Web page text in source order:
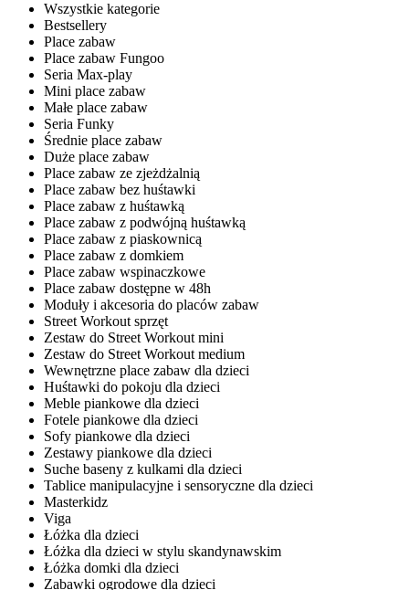
Wszystkie kategorie
Bestsellery
Place zabaw
Place zabaw Fungoo
Seria Max-play
Mini place zabaw
Małe place zabaw
Seria Funky
Średnie place zabaw
Duże place zabaw
Place zabaw ze zjeżdżalnią
Place zabaw bez huśtawki
Place zabaw z huśtawką
Place zabaw z podwójną huśtawką
Place zabaw z piaskownicą
Place zabaw z domkiem
Place zabaw wspinaczkowe
Place zabaw dostępne w 48h
Moduły i akcesoria do placów zabaw
Street Workout sprzęt
Zestaw do Street Workout mini
Zestaw do Street Workout medium
Wewnętrzne place zabaw dla dzieci
Huśtawki do pokoju dla dzieci
Meble piankowe dla dzieci
Fotele piankowe dla dzieci
Sofy piankowe dla dzieci
Zestawy piankowe dla dzieci
Suche baseny z kulkami dla dzieci
Tablice manipulacyjne i sensoryczne dla dzieci
Masterkidz
Viga
Łóżka dla dzieci
Łóżka dla dzieci w stylu skandynawskim
Łóżka domki dla dzieci
Zabawki ogrodowe dla dzieci